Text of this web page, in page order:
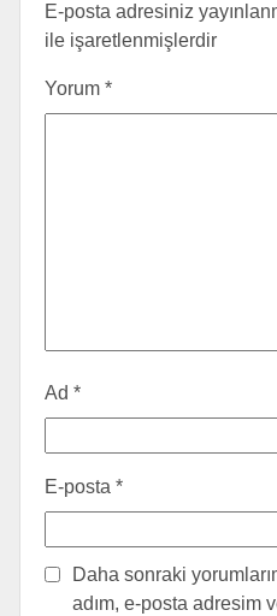
E-posta adresiniz
ile işaretlenmişlerdir
Yorum *
Ad *
E-posta *
Daha sonraki
adım, e-posta adresim